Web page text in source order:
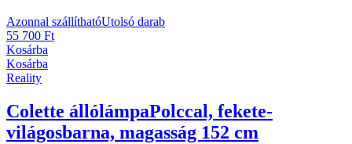
Azonnal szállíthatóUtolsó darab
55 700 Ft
Kosárba
Kosárba
Reality
Colette állólámpaPolccal, fekete-
világosbarna, magasság 152 cm